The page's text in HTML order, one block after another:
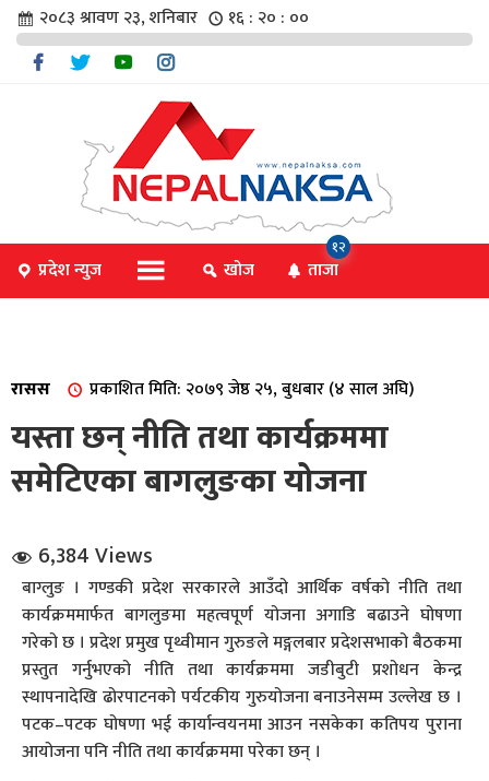
संवाद
२०८३ श्रावण २३, शनिबार १६ : २० : ००
प्रदेश न्युज खोज ताजा
१२
रासस प्रकाशित मिति: २०७९ जेष्ठ २५, बुधबार (४ साल अघि)
यस्ता छन् नीति तथा कार्यक्रममा
समेटिएका बागलुङका योजना
6,384 Views
बाग्लुङ । गण्डकी प्रदेश सरकारले आउँदो आर्थिक वर्षको नीति तथा
कार्यक्रममार्फत बागलुङमा महत्वपूर्ण योजना अगाडि बढाउने घोषणा
गरेको छ । प्रदेश प्रमुख पृथ्वीमान गुरुङले मङ्गलबार प्रदेशसभाको बैठकमा
प्रस्तुत गर्नुभएको नीति तथा कार्यक्रममा जडीबुटी प्रशोधन केन्द्र
स्थापनादेखि ढोरपाटनको पर्यटकीय गुरुयोजना बनाउनेसम्म उल्लेख छ ।
पटक–पटक घोषणा भई कार्यान्वयनमा आउन नसकेका कतिपय पुराना
आयोजना पनि नीति तथा कार्यक्रममा परेका छन् ।